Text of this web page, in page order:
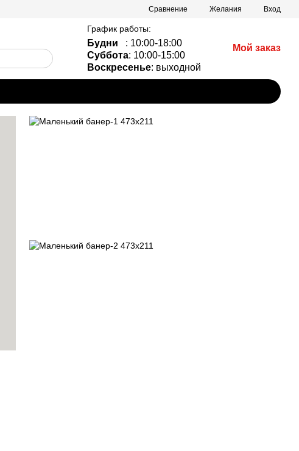
Сравнение Желания Вход
График работы:
Будни
: 10:00-18:00
Суббота: 10:00-15:00
Воскресенье: выходной
Мой заказ